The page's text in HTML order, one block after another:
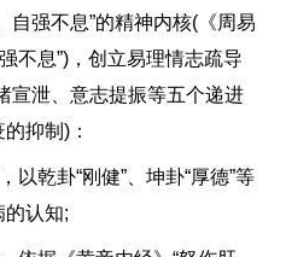
自强不息”的精神内核(《周易
不息”)，创立易理情志疏导
宣泄、意志提振等五个递进
抑制)：
乾卦“刚健”、坤卦“厚德”等
的认知;